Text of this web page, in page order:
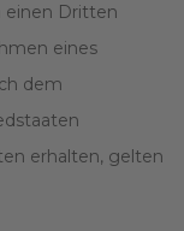
einen Dritten
eines
dem
erhalten, gelten